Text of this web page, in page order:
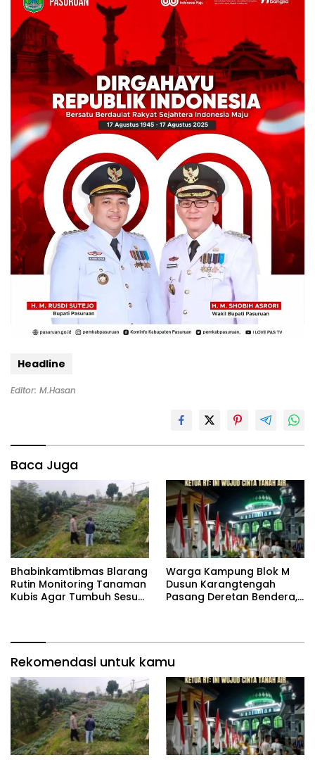
Headline
Editor: M.Hasan
Baca Juga
Bhabinkamtibmas Blarang
Rutin Monitoring Tanaman
Kubis Agar Tumbuh Sesuai
‎Warga Kampung Blok M
Dusun Karangtengah
Pasang Deretan Bendera,
Rekomendasi untuk kamu